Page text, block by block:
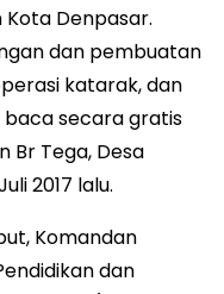
Denpasar.
dan pembuatan
katarak, dan
secara gratis
Br Tega, Desa
2017 lalu.
Komandan
dan